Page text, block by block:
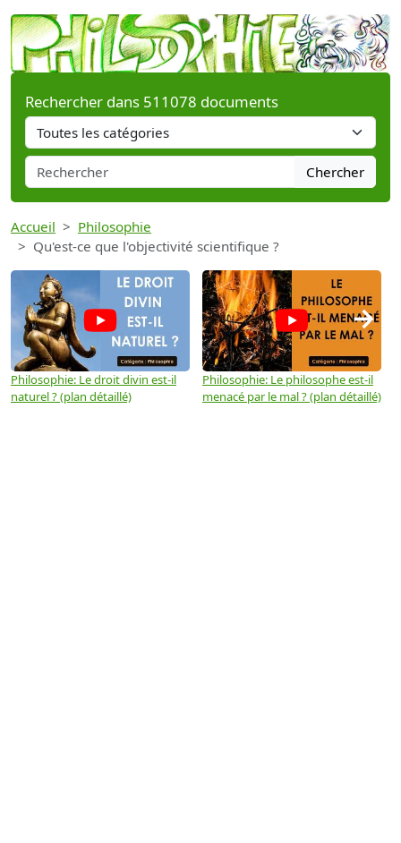
Rechercher dans 511078 documents
Chercher
Accueil
Philosophie
Qu'est-ce que l'objectivité scientifique ?
Philosophie: Le droit divin est-il
naturel ? (plan détaillé)
Philosophie: Le philosophe est-il
menacé par le mal ? (plan détaillé)
→